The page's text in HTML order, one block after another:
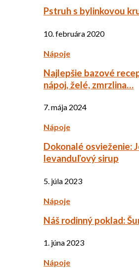
Pstruh s bylinkovou
10. februára 2020
Nápoje
Najlepšie bazové
nápoj, želé, zmrzlina…
7. mája 2024
Nápoje
Dokonalé osvieženie:
levanduľový sirup
5. júla 2023
Nápoje
Náš rodinný poklad:
1. júna 2023
Nápoje